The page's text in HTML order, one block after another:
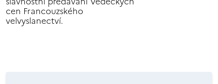
cen Francouzského
velvyslanectví.